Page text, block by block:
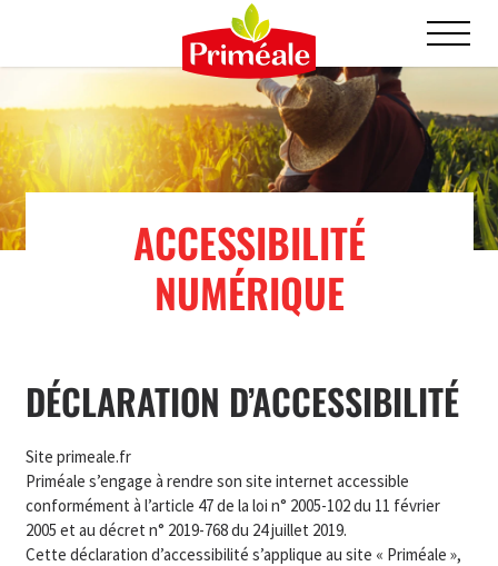
ACCESSIBILITÉ
NUMÉRIQUE
DÉCLARATION D’ACCESSIBILITÉ
Site primeale.fr
Priméale s’engage à rendre son site internet accessible
conformément à l’article 47 de la loi n° 2005-102 du 11 février
2005 et au décret n° 2019-768 du 24 juillet 2019.
Cette déclaration d’accessibilité s’applique au site « Priméale »,